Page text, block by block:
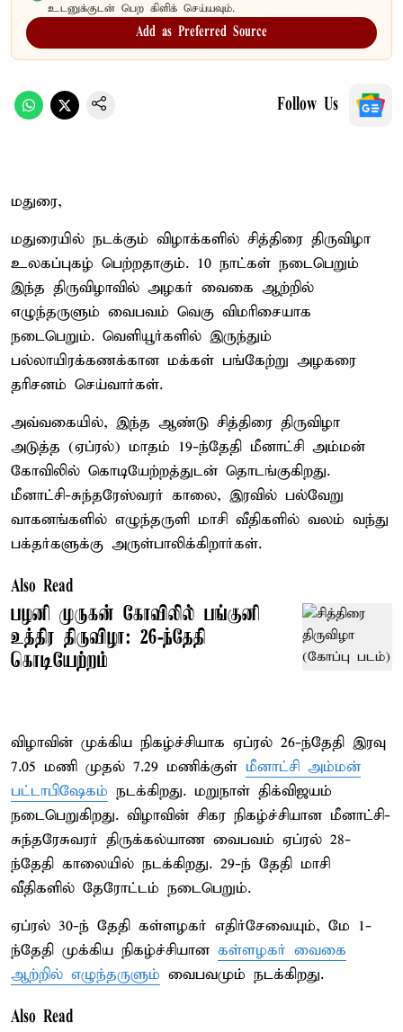
உடனுக்குடன் பெற கிளிக் செய்யவும்.
Add as Preferred Source
Follow Us
மதுரை,
மதுரையில் நடக்கும் விழாக்களில் சித்திரை திருவிழா
உலகப்புகழ் பெற்றதாகும். 10 நாட்கள் நடைபெறும்
இந்த திருவிழாவில் அழகர் வைகை ஆற்றில்
எழுந்தருளும் வைபவம் வெகு விமரிசையாக
நடைபெறும். வெளியூர்களில் இருந்தும்
பல்லாயிரக்கணக்கான மக்கள் பங்கேற்று அழகரை
தரிசனம் செய்வார்கள்.
அவ்வகையில், இந்த ஆண்டு சித்திரை திருவிழா
அடுத்த (ஏப்ரல்) மாதம் 19-ந்தேதி மீனாட்சி அம்மன்
கோவிலில் கொடியேற்றத்துடன் தொடங்குகிறது.
மீனாட்சி-சுந்தரேஸ்வரர் காலை, இரவில் பல்வேறு
வாகனங்களில் எழுந்தருளி மாசி வீதிகளில் வலம் வந்து
பக்தர்களுக்கு அருள்பாலிக்கிறார்கள்.
Also Read
பழனி முருகன் கோவிலில் பங்குனி
உத்திர திருவிழா: 26-ந்தேதி
கொடியேற்றம்
விழாவின் முக்கிய நிகழ்ச்சியாக ஏப்ரல் 26-ந்தேதி இரவு
7.05 மணி முதல் 7.29 மணிக்குள் மீனாட்சி அம்மன்
பட்டாபிஷேகம் நடக்கிறது. மறுநாள் திக்விஜயம்
நடைபெறுகிறது. விழாவின் சிகர நிகழ்ச்சியான மீனாட்சி-
சுந்தரேசுவரர் திருக்கல்யாண வைபவம் ஏப்ரல் 28-
ந்தேதி காலையில் நடக்கிறது. 29-ந் தேதி மாசி
வீதிகளில் தேரோட்டம் நடைபெறும்.
ஏப்ரல் 30-ந் தேதி கள்ளழகர் எதிர்சேவையும், மே 1-
ந்தேதி முக்கிய நிகழ்ச்சியான கள்ளழகர் வைகை
ஆற்றில் எழுந்தருளும் வைபவமும் நடக்கிறது.
Also Read